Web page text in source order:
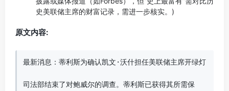
史美联储主席的财富记录，需进一步核实。)
原文内容:
最新消息：蒂利斯为确认凯文·沃什担任美联储主席开绿灯
司法部结束了对鲍威尔的调查。蒂利斯已获得其所需保